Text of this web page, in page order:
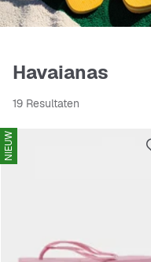
Havaianas
19 Resultaten
NIEUW